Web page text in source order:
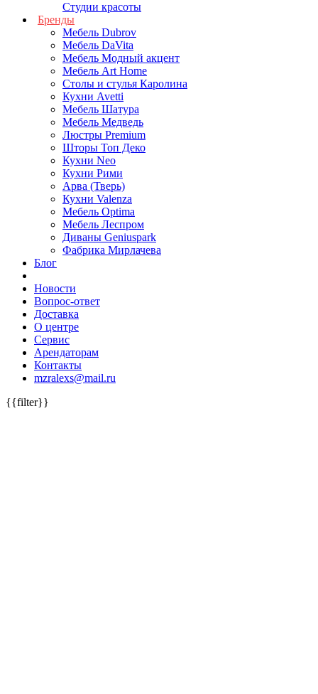
Студии красоты
Бренды
Мебель Dubrov
Мебель DaVita
Мебель Модный акцент
Мебель Art Home
Столы и стулья Каролина
Кухни Avetti
Мебель Шатура
Мебель Медведь
Люстры Premium
Шторы Топ Деко
Кухни Neo
Кухни Рими
Арва (Тверь)
Кухни Valenza
Мебель Optima
Мебель Леспром
Диваны Geniuspark
Фабрика Мирлачева
Блог
Новости
Вопрос-ответ
Доставка
О центре
Сервис
Арендаторам
Контакты
mzralexs@mail.ru
{{filter}}